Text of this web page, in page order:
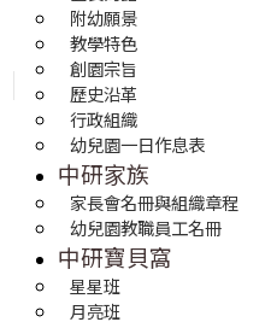
附幼願景
教學特色
創園宗旨
歷史沿革
行政組織
幼兒園一日作息表
中研家族
家長會名冊與組織章程
幼兒園教職員工名冊
中研寶貝窩
星星班
月亮班